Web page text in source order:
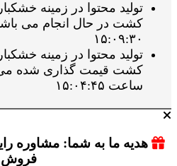
تولید محتوا در زمینه
۱۵:۰۹:۳۰
تولید محتوا در زمینه
ساعت ۱۵:۰۴:۴۵
هدیه ما به شما: مشاوره
فروش